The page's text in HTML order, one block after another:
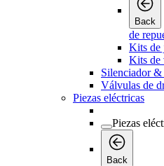
Back
de
Kits de
Kits de
Silenciador &
Válvulas de
Piezas eléctricas
Piezas
Back